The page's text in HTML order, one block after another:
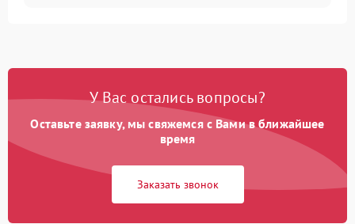
карбюратора
Подробнее →
фильтра
300 ₽ Подробнее →
Неисправность системы
Подробнее →
У Вас остались вопросы?
Оставьте заявку, мы свяжемся с Вами в ближайшее
время
Заказать звонок